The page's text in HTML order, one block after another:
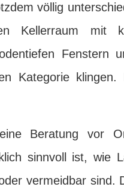
völlig
Kellerraum
Fenstern
Kategorie
Beratung vor
sinnvoll ist, wie
vermeidbar